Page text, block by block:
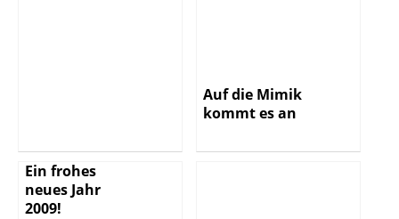
Ein frohes
neues Jahr
2009!
Auf die Mimik
kommt es an